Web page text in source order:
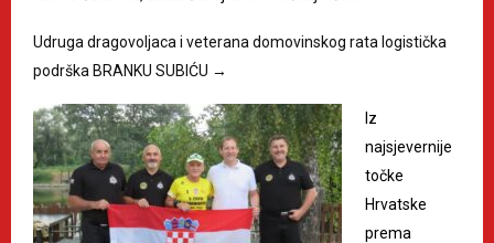
Udruga dragovoljaca i veterana domovinskog rata logistička
podrška BRANKU SUBIĆU →
Iz
najsjevernije
točke
Hrvatske
prema